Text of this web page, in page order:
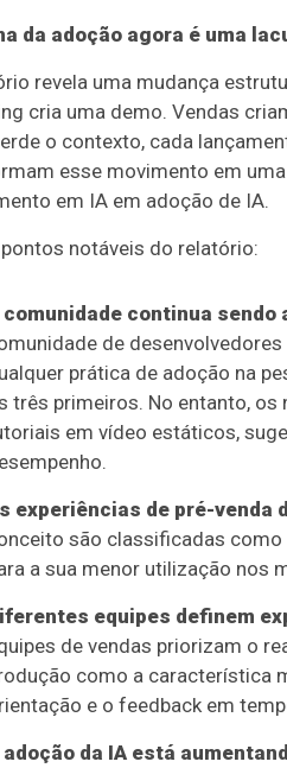
da adoção agora é uma
revela uma mudança
cria uma demo. Vendas
o contexto, cada
esse movimento em
em IA em adoção de IA.
notáveis do relatório:
comunidade continua sendo
de
prática de adoção na
três primeiros. No entanto,
em vídeo estáticos,
experiências de pré-venda
são classificadas como
a sua menor utilização nos
equipes definem
de vendas priorizam o
como a característica
e o feedback em
adoção da IA está